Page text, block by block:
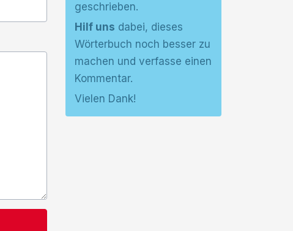
geschrieben.
Hilf uns dabei, dieses
Wörterbuch noch besser zu
machen und verfasse einen
Kommentar.
Vielen Dank!